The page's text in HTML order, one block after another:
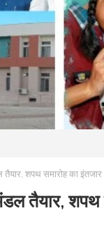
तैयार, शपथ समारोह का
तैयार,